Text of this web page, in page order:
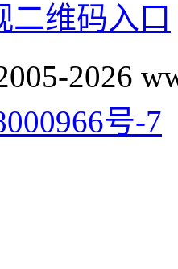
二维码入口
2026
号-7